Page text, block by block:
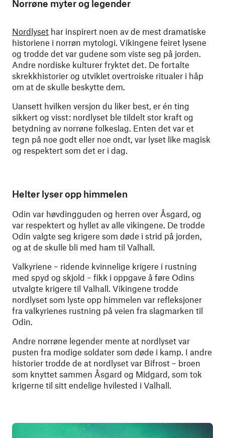
Norrøne myter og legender
Nordlyset har inspirert noen av de mest dramatiske
historiene i norrøn mytologi. Vikingene feiret lysene
og trodde det var gudene som viste seg på jorden.
Andre nordiske kulturer fryktet det. De fortalte
skrekkhistorier og utviklet overtroiske ritualer i håp
om at de skulle beskytte dem.
Uansett hvilken versjon du liker best, er én ting
sikkert og visst: nordlyset ble tildelt stor kraft og
betydning av norrøne folkeslag. Enten det var et
tegn på noe godt eller noe ondt, var lyset like magisk
og respektert som det er i dag.
Helter lyser opp himmelen
Odin var høvdingguden og herren over Åsgard, og
var respektert og hyllet av alle vikingene. De trodde
Odin valgte seg krigere som døde i strid på jorden,
og at de skulle bli med ham til Valhall.
Valkyriene – ridende kvinnelige krigere i rustning
med spyd og skjold – fikk i oppgave å føre Odins
utvalgte krigere til Valhall. Vikingene trodde
nordlyset som lyste opp himmelen var refleksjoner
fra valkyrienes rustning på veien fra slagmarken til
Odin.
Andre norrøne legender mente at nordlyset var
pusten fra modige soldater som døde i kamp. I andre
historier trodde de at nordlyset var Bifrost – broen
som knyttet sammen Åsgard og Midgard, som tok
krigerne til sitt endelige hvilested i Valhall.